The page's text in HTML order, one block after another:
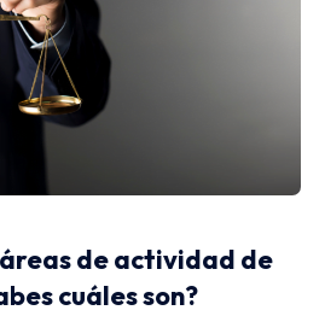
de actividad de
cuáles son?